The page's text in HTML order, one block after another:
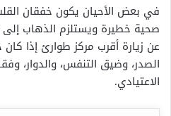
في بعض الأحيان يكون خفقان
صحية خطيرة ويستلزم الذهاب إلى
عن زيارة أقرب مركز طوارئ إذا
الصدر، وضيق التنفس، والدوار،
الاعتيادي.